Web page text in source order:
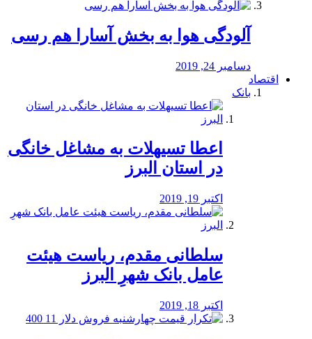
آلودگی هوا به بخش آسارا هم رسی
دسامبر 24, 2019
اقتصاد
بانک
️اعطا تسیهلات به مشاغل خانگی
در استان البرز
اکتبر 19, 2019
سلطانی مقدم، ریاست هیئت
عامل بانک شهرِ البرز
اکتبر 18, 2019